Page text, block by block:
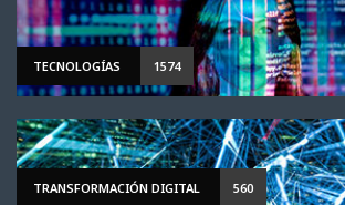
TECNOLOGÍAS 1574
TRANSFORMACIÓN DIGITAL 560